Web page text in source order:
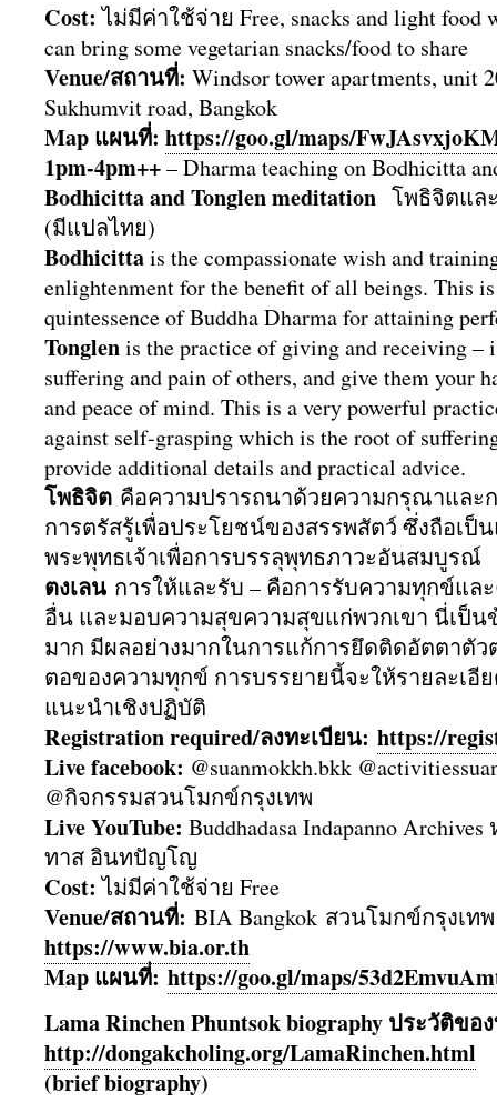
Cost: ไม่มีค่าใช้จ่าย Free, snacks and light food
can bring some vegetarian snacks/food to share
Venue/สถานที่: Windsor tower apartments, unit
Sukhumvit road, Bangkok
Map แผนที่: https://goo.gl/maps/
1pm-4pm++– Dharma teaching on Bodhicitta
Bodhicitta and Tonglen meditation โพธิจิตแล
(มีแปลไทย)
Bodhicittais the compassionate wish and
enlightenment for the benefit of all beings. This
quintessence of Buddha Dharma for attaining
Tonglenis the practice of giving and receiving –
suffering and pain of others, and give them your
and peace of mind. This is a very powerful
against self-grasping which is the root of
provide additional details and practical advice.
โพธิจิต คือความปรารถนาด้วยความกรุณาและ
การตรัสรู้เพื่อประโยชน์ของสรรพสัตว์ ซึ่งถือเป็
พระพุทธเจ้าเพื่อการบรรลุพุทธภาวะอันสมบูรณ์
ตงเลน การให้และรับ – คือการรับความทุกข์แล
อื่น และมอบความสุขความสุขแก่พวกเขา นี่เป็
มาก มีผลอย่างมากในการแก้การยึดติดอัตตาตัว
ตอของความทุกข์ การบรรยายนี้จะให้รายละเอี
แนะนำเชิงปฏิบัติ
Registration required/ลงทะเบียน: https://
Live facebook: @suanmokkh.bkk
@กิจกรรมสวนโมกข์กรุงเทพ
Live YouTube: Buddhadasa Indapanno
ทาส อินทปัญโญ
Cost: ไม่มีค่าใช้จ่าย Free
Venue/สถานที่: BIA Bangkok สวนโมกข์กรุงเท
https://www.bia.or.th
Map แผนที่: https://goo.gl/maps/
Lama Rinchen Phuntsok biography ประวัติ​ข
http://dongakcholing.org/LamaRinchen.html
(brief biography)